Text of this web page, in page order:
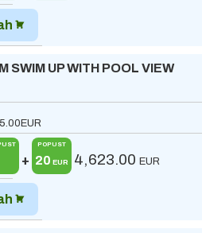
SWIM UP WITH POOL VIEW
EUR
+
POPUST
20 EUR 4,623.00 EUR